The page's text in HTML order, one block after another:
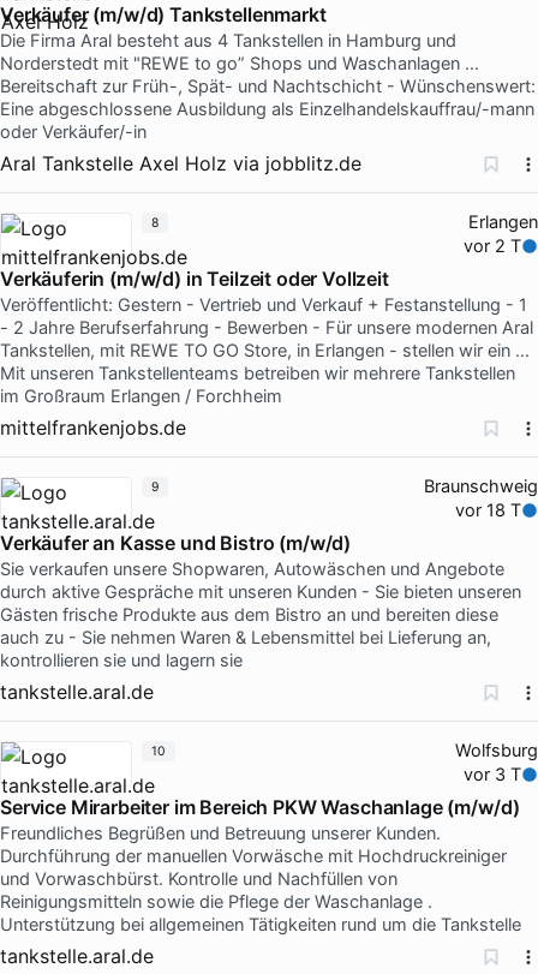
Verkäufer (m/w/d) Tankstellenmarkt
Die Firma Aral besteht aus 4 Tankstellen in Hamburg und
Norderstedt mit "REWE to go” Shops und Waschanlagen …
Bereitschaft zur Früh-, Spät- und Nachtschicht - Wünschenswert:
Eine abgeschlossene Ausbildung als Einzelhandelskauffrau/-mann
oder Verkäufer/-in
Aral Tankstelle Axel Holz via jobblitz.de
Erlangen
vor 2 T
Verkäuferin (m/w/d) in Teilzeit oder Vollzeit
Veröffentlicht: Gestern - Vertrieb und Verkauf + Festanstellung - 1
- 2 Jahre Berufserfahrung - Bewerben - Für unsere modernen Aral
Tankstellen, mit REWE TO GO Store, in Erlangen - stellen wir ein …
Mit unseren Tankstellenteams betreiben wir mehrere Tankstellen
im Großraum Erlangen / Forchheim
mittelfrankenjobs.de
8
Braunschweig
vor 18 T
Verkäufer an Kasse und Bistro (m/w/d)
Sie verkaufen unsere Shopwaren, Autowäschen und Angebote
durch aktive Gespräche mit unseren Kunden - Sie bieten unseren
Gästen frische Produkte aus dem Bistro an und bereiten diese
auch zu - Sie nehmen Waren & Lebensmittel bei Lieferung an,
kontrollieren sie und lagern sie
tankstelle.aral.de
9
Wolfsburg
vor 3 T
Service Mirarbeiter im Bereich PKW Waschanlage (m/w/d)
Freundliches Begrüßen und Betreuung unserer Kunden.
Durchführung der manuellen Vorwäsche mit Hochdruckreiniger
und Vorwaschbürst. Kontrolle und Nachfüllen von
Reinigungsmitteln sowie die Pflege der Waschanlage .
Unterstützung bei allgemeinen Tätigkeiten rund um die Tankstelle
tankstelle.aral.de
10